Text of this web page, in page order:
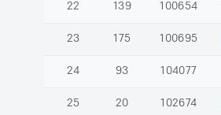
22 139 100654
23 175 100695
24 93 104077
25 20 102674